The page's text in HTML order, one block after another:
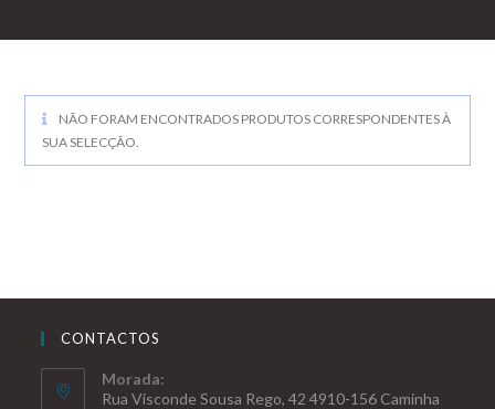
NÃO FORAM ENCONTRADOS PRODUTOS CORRESPONDENTES À
SUA SELECÇÃO.
CONTACTOS
Morada:
Rua Visconde Sousa Rego, 42 4910-156 Caminha